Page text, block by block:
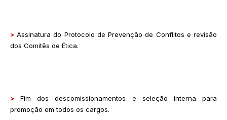
> Assinatura do Protocolo de Prevenção de Conflitos e revisão
dos Comitês de Ética.
> Fim dos descomissionamentos e seleção interna para
promoção em todos os cargos.